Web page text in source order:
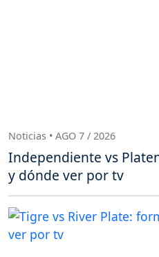
Noticias • AGO 7 / 2026
Independiente vs
y dónde ver por tv